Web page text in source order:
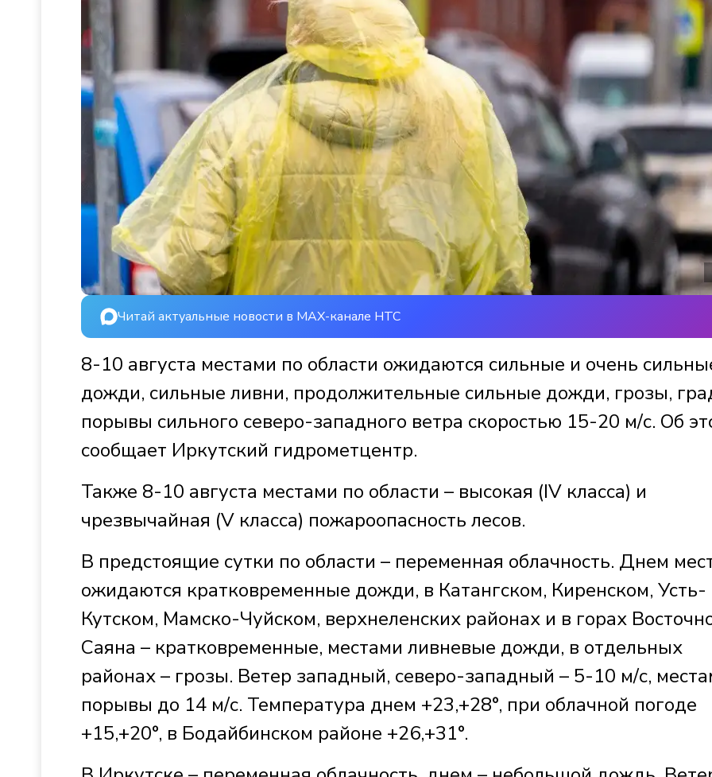
Читай актуальные новости в MAX-канале НТС
8-10 августа местами по области ожидаются сильные и очень
дожди, сильные ливни, продолжительные сильные дожди, грозы,
порывы сильного северо-западного ветра скоростью 15-20 м/с. Об
сообщает Иркутский гидрометцентр.
Также 8-10 августа местами по области – высокая (IV класса) и
чрезвычайная (V класса) пожароопасность лесов.
В предстоящие сутки по области – переменная облачность. Днем
ожидаются кратковременные дожди, в Катангском, Киренском, Усть-
Кутском, Мамско-Чуйском, верхнеленских районах и в горах
Саяна – кратковременные, местами ливневые дожди, в отдельных
районах – грозы. Ветер западный, северо-западный – 5-10 м/с,
порывы до 14 м/с. Температура днем +23,+28°, при облачной погоде
+15,+20°, в Бодайбинском районе +26,+31°.